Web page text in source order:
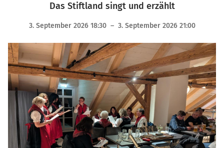
Das Stiftland singt und erzählt
3. September 2026 18:30 – 3. September 2026 21:00